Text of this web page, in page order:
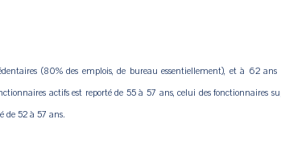
(80% des emplois, de bureau essentiellement), et à 62
actifs est reporté de 55 à 57 ans, celui des
de 52 à 57 ans.